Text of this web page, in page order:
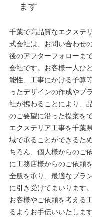
ます
千葉で高品質なエクステ
式会社は、お問い合わせ
後のアフターフォローま
会社です。お客様一人ひ
能性、工事にかける予算
ったデザインの作成やプ
社が携わることにより、
のご要望に沿った提案を
エクステリア工事を千葉
域で承ることができるた
ちろん、個人様からのご
に工務店様からのご依頼
全般を承り、最適なプラ
に引き受けてまいります
お客様やご依頼を考える
るようお手伝いいたしま